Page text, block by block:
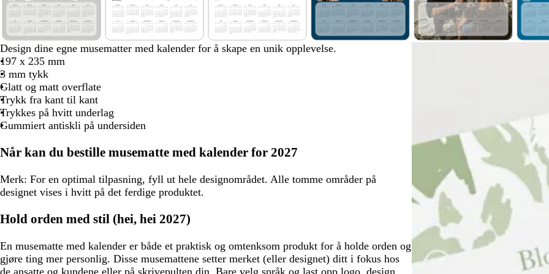
l
y
s
g
r
å
h
h
m
å
Design dine egne musematter med kalender for å skape en unik opplevelse.
197 x 235 mm
3 mm tykk
Glatt og matt overflate
Trykk fra kant til kant
Trykkes på hvitt underlag
Gummiert antiskli på undersiden
Når kan du bestille musematte med kalender for 2027
Merk: For en optimal tilpasning, fyll ut hele designområdet. Alle tomme områder på
designet vises i hvitt på det ferdige produktet.
Hold orden med stil (hei, hei 2027)
En musematte med kalender er både et praktisk og omtenksom produkt for å holde orden og
gjøre ting mer personlig. Disse musemattene setter merket (eller designet) ditt i fokus hos
de ansatte og kundene eller på skrivepulten din. Bare velg språk og last opp logo, design